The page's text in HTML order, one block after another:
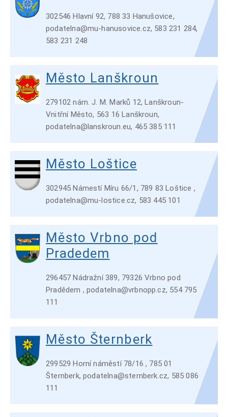
302546 Hlavní 92, 788 33 Hanušovice,
podatelna@mu-hanusovice.cz, 583 231 284,
583 231 248
Město Lanškroun
279102 nám. J. M. Marků 12, Lanškroun-
Vnitřní Město, 563 16 Lanškroun,
podatelna@lanskroun.eu, 465 385 111
Město Loštice
302945 Námestí Míru 66/1, 789 83 Loštice ,
podatelna@mu-lostice.cz, 583 445 101
Město Vrbno pod
Pradedem
296457 Nádražní 389, 79326 Vrbno pod
Pradědem , podatelna@vrbnopp.cz, 554 795
111
Město Šternberk
299529 Horní náměstí 78/16 , 785 01
Šternberk, podatelna@sternberk.cz, 585 086
111